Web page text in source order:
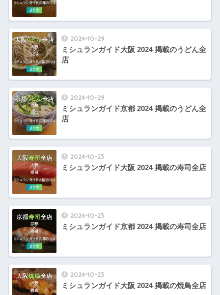
2024-10-29
ミシュランガイド大阪 2024 掲載のうどん全
店
2024-10-29
ミシュランガイド京都 2024 掲載のうどん全
店
2024-10-23
ミシュランガイド大阪 2024 掲載の寿司全店
2024-10-23
ミシュランガイド京都 2024 掲載の寿司全店
2024-10-23
ミシュランガイド大阪 2024 掲載の焼鳥全店